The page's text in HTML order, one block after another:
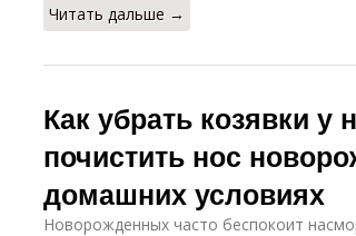
Читать дальше →
Как убрать козявки у
почистить нос
домашних условиях
Новорожденных часто беспокоит